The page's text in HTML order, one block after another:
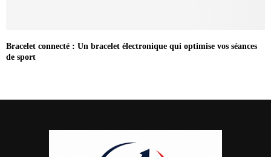
Bracelet connecté : Un bracelet électronique qui optimise vos séances
de sport